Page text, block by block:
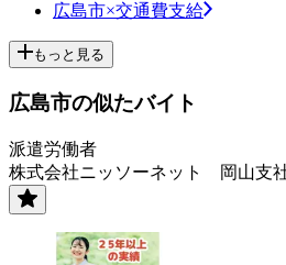
広島市×交通費支給
もっと見る
広島市の似たバイト
派遣労働者
株式会社ニッソーネット 岡山支社